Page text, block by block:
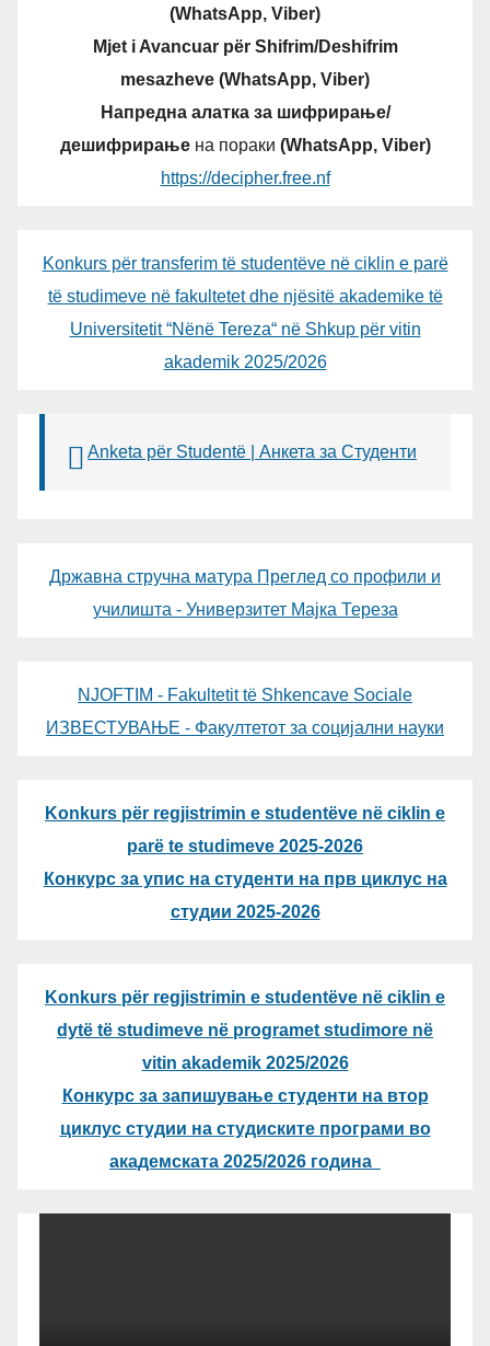
(WhatsApp, Viber)
Mjet i Avancuar për Shifrim/Deshifrim
mesazheve (WhatsApp, Viber)
Напредна алатка за шифрирање/
дешифрирањена пораки (WhatsApp, Viber)
https://decipher.free.nf
Konkurs për transferim të studentëve në ciklin e parë
të studimeve në fakultetet dhe njësitë akademike të
Universitetit “Nënë Tereza“ në Shkup për vitin
akademik 2025/2026
Anketa për Studentë | Анкета за Студенти
Државна стручна матура Преглед со профили и
училишта - Универзитет Мајка Тереза
NJOFTIM - Fakultetit të Shkencave Sociale
ИЗВЕСТУВАЊЕ - Факултетот за социјални науки
Konkurs për regjistrimin e studentëve në ciklin e
parë te studimeve 2025-2026
Конкурс за упис на студенти на прв циклус на
студии 2025-2026
Konkurs për regjistrimin e studentëve në ciklin e
dytë të studimeve në programet studimore në
vitin akademik 2025/2026
Конкурс за запишување студенти на втор
циклус студии на студиските програми во
академската 2025/2026 година